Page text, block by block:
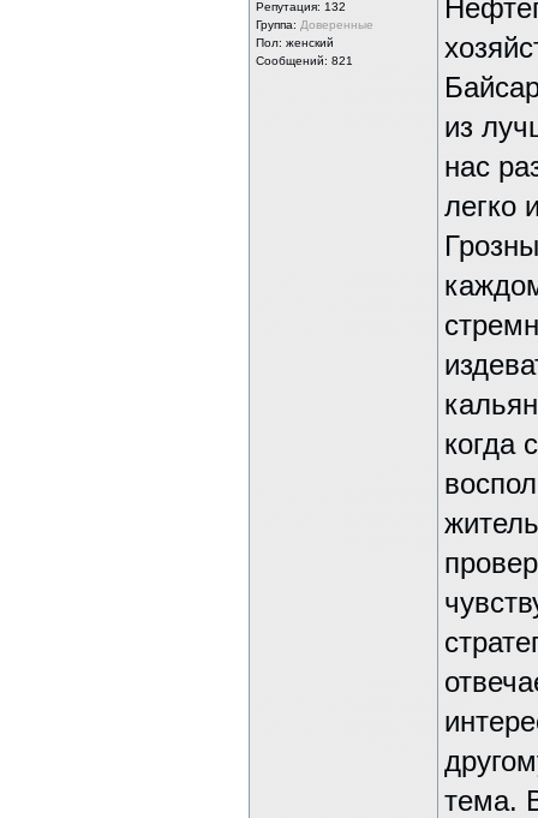
Репутация: 132
Группа: Доверенные
Пол: женский
Сообщений: 821
из
нас
легко
когда
тема.